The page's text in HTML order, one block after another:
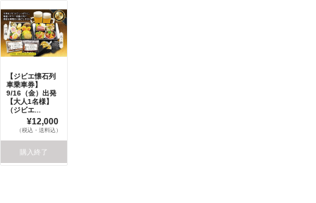
【ジビエ懐石列
車乗車券】
9/16（金）出発
【大人1名様】
（ジビエ...
¥12,000
（税込・送料込）
購入終了